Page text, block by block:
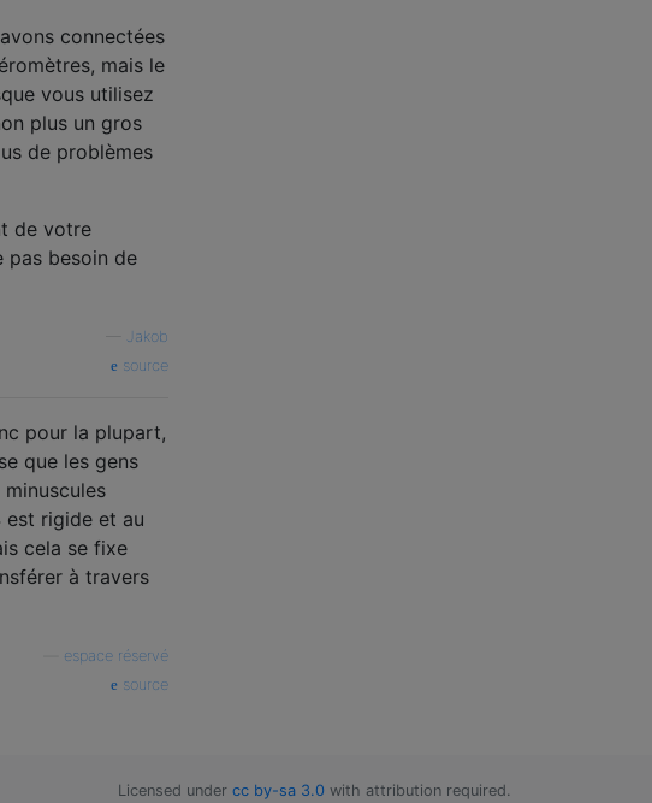
connectées
mais le
vous utilisez
plus un gros
de problèmes
de votre
pas besoin de
Jakob
source
pour la plupart,
que les gens
est rigide et au
cela se fixe
à travers
espace réservé
source
Licensed under cc by-sa 3.0 with attribution required.